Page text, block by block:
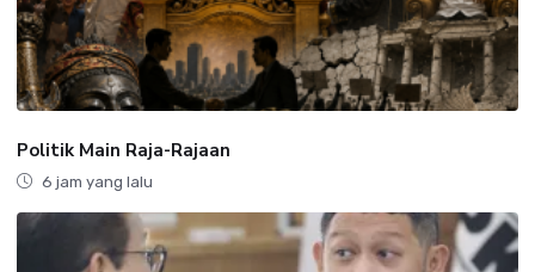
Politik Main Raja-Rajaan
6 jam yang lalu